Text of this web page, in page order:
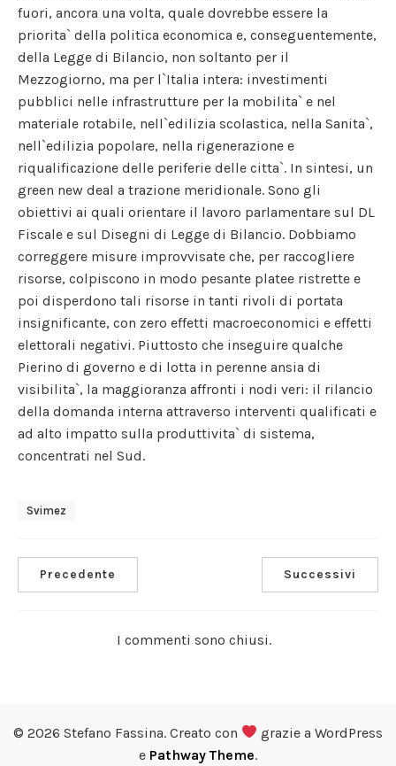
fuori, ancora una volta, quale dovrebbe essere la
priorita` della politica economica e, conseguentemente,
della Legge di Bilancio, non soltanto per il
Mezzogiorno, ma per l`Italia intera: investimenti
pubblici nelle infrastrutture per la mobilita` e nel
materiale rotabile, nell`edilizia scolastica, nella Sanita`,
nell`edilizia popolare, nella rigenerazione e
riqualificazione delle periferie delle citta`. In sintesi, un
green new deal a trazione meridionale. Sono gli
obiettivi ai quali orientare il lavoro parlamentare sul DL
Fiscale e sul Disegni di Legge di Bilancio. Dobbiamo
correggere misure improvvisate che, per raccogliere
risorse, colpiscono in modo pesante platee ristrette e
poi disperdono tali risorse in tanti rivoli di portata
insignificante, con zero effetti macroeconomici e effetti
elettorali negativi. Piuttosto che inseguire qualche
Pierino di governo e di lotta in perenne ansia di
visibilita`, la maggioranza affronti i nodi veri: il rilancio
della domanda interna attraverso interventi qualificati e
ad alto impatto sulla produttivita` di sistema,
concentrati nel Sud.
Svimez
Precedente Successivi
I commenti sono chiusi.
© 2026 Stefano Fassina. Creato con
grazie a WordPress
e Pathway Theme.